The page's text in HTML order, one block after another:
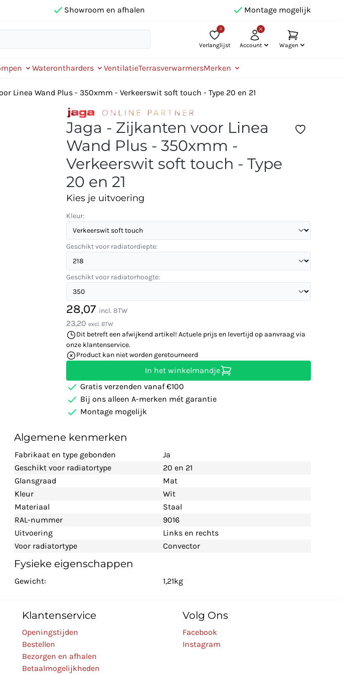
Showroom en afhalen Montage mogelijk
0
Verlanglijst Account Wagen
Waterontharders VentilatieTerrasverwarmersMerken
Linea Wand Plus - 350xmm - Verkeerswit soft touch - Type 20 en 21
Jaga - Zijkanten voor Linea
Wand Plus - 350xmm -
Verkeerswit soft touch - Type
20 en 21
Kies je uitvoering
Kleur:
Geschikt voor radiatordiepte:
Geschikt voor radiatorhoogte:
28,07 incl. BTW
23,20 excl. BTW
Dit betreft een afwijkend artikel! Actuele prijs en levertijd op aanvraag via
onze klantenservice.
Product kan niet worden geretourneerd
In het winkelmandje
Gratis verzenden vanaf €100
Bij ons alleen A-merken mét garantie
Montage mogelijk
Algemene kenmerken
Fabrikaat en type gebonden
Ja
Geschikt voor radiatortype
20 en 21
Glansgraad
Mat
Kleur
Wit
Materiaal
Staal
RAL-nummer
9016
Uitvoering
Links en rechts
Voor radiatortype
Convector
Fysieke eigenschappen
Gewicht: 1,21kg
Klantenservice
Openingstijden
Bestellen
Bezorgen en afhalen
Betaalmogelijkheden
Volg Ons
Facebook
Instagram